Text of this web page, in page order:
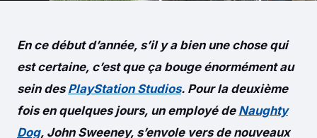
En ce début d’année, s’il y a bien une chose qui
est certaine, c’est que ça bouge énormément au
sein desPlayStation Studios. Pour la deuxième
fois en quelques jours, un employé de Naughty
Dog, John Sweeney, s’envole vers de nouveaux